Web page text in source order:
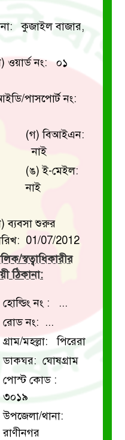
কুজাইল বাজার,
ওয়ার্ড নং: ০১
পাসপোর্ট নং:
(গ) বিআইএন:
নাই
(ঙ) ই-মেইল:
নাই
ব্যবসা শুরুর
01/07/2012
স্বত্বাধিকারীর
ঠিকানা:
হোল্ডিং নং : ...
রোড নং: ...
গ্রাম/মহল্লা: পিরেরা
ডাকঘর: ঘোষগ্রাম
পোস্ট কোড :
৩০১৯
উপজেলা/থানা:
রাণীনগর